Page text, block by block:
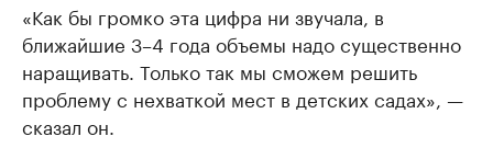
«Как бы громко эта цифра ни звучала, в
ближайшие 3–4 года объемы надо существенно
наращивать. Только так мы сможем решить
проблему с нехваткой мест в детских садах», —
сказал он.